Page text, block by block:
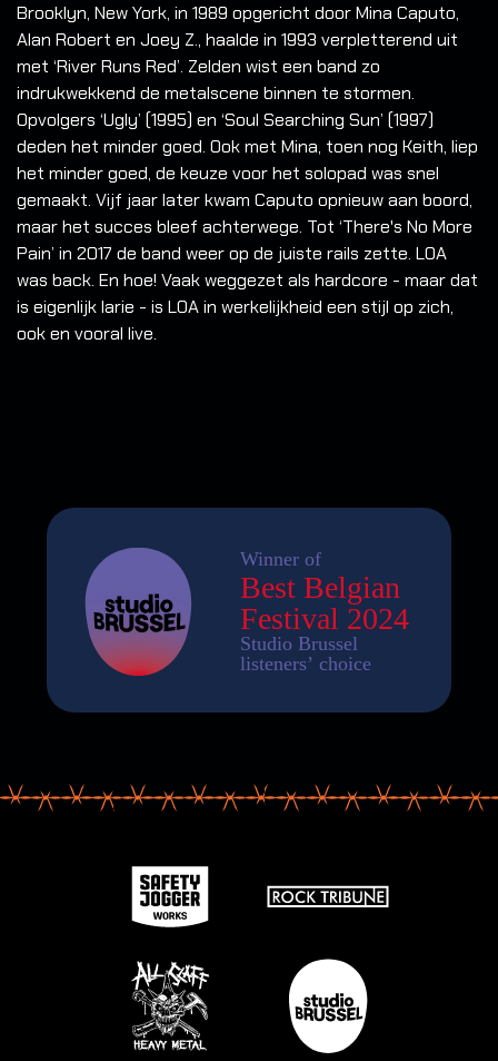
Brooklyn, New York, in 1989 opgericht door Mina Caputo,
Alan Robert en Joey Z., haalde in 1993 verpletterend uit
met ‘River Runs Red’. Zelden wist een band zo
indrukwekkend de metalscene binnen te stormen.
Opvolgers ‘Ugly’ (1995) en ‘Soul Searching Sun’ (1997)
deden het minder goed. Ook met Mina, toen nog Keith, liep
het minder goed, de keuze voor het solopad was snel
gemaakt. Vijf jaar later kwam Caputo opnieuw aan boord,
maar het succes bleef achterwege. Tot ‘There's No More
Pain’ in 2017 de band weer op de juiste rails zette. LOA
was back. En hoe! Vaak weggezet als hardcore - maar dat
is eigenlijk larie - is LOA in werkelijkheid een stijl op zich,
ook en vooral live.